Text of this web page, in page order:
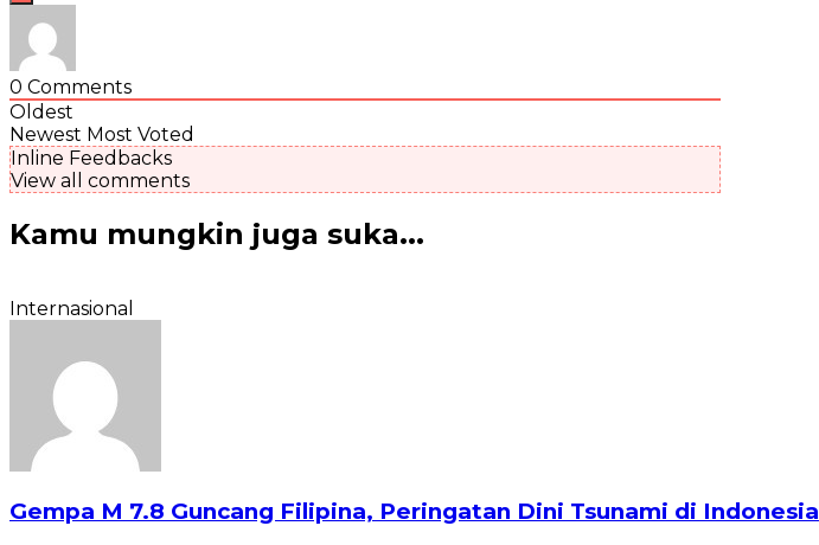
0 Comments
Oldest
Newest Most Voted
Inline Feedbacks
View all comments
Kamu mungkin juga suka...
Internasional
Gempa M 7.8 Guncang Filipina, Peringatan Dini Tsunami di Indonesia